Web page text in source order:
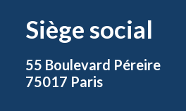
Siège social
55 Boulevard Péreire
75017 Paris